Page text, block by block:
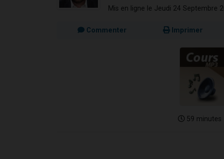
Mis en ligne le Jeudi 24 Septembre
Commenter Imprimer
59 minutes